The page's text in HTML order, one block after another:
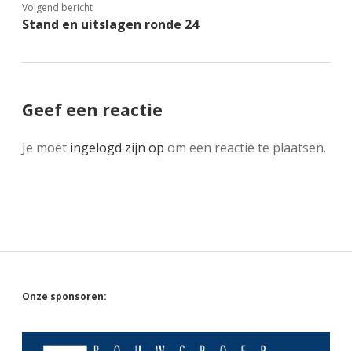
Volgend bericht
Stand en uitslagen ronde 24
Geef een reactie
Je moet ingelogd zijn op om een reactie te plaatsen.
Sidebar
Onze sponsoren: